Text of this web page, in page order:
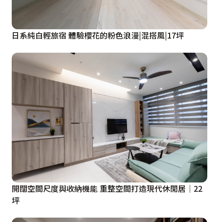
日系純白輕旅宿 體驗櫻花的粉色浪漫|混搭風|17坪
開闊空間尺度與收納機能 重整空間打造現代休閒居│22
坪